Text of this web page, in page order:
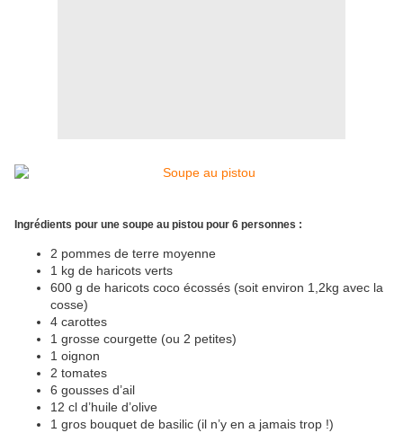
Ingrédients pour une soupe au pistou pour 6 personnes :
2 pommes de terre moyenne
1 kg de haricots verts
600 g de haricots coco écossés (soit environ 1,2kg avec la
cosse)
4 carottes
1 grosse courgette (ou 2 petites)
1 oignon
2 tomates
6 gousses d’ail
12 cl d’huile d’olive
1 gros bouquet de basilic (il n’y en a jamais trop !)